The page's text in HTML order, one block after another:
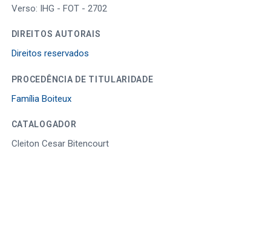
Verso: IHG - FOT - 2702
DIREITOS AUTORAIS
Direitos reservados
PROCEDÊNCIA DE TITULARIDADE
Família Boiteux
CATALOGADOR
Cleiton Cesar Bitencourt